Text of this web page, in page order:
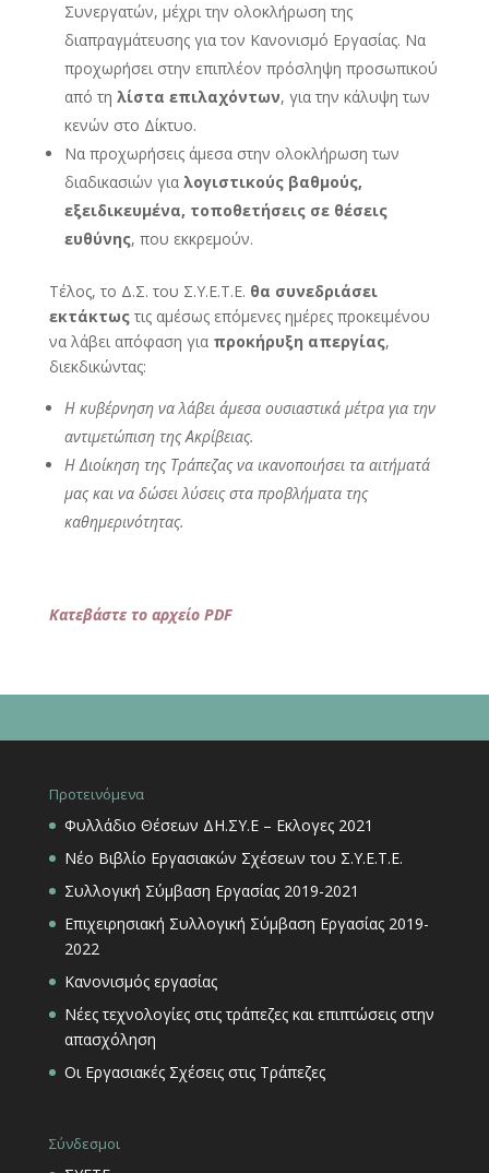
Συνεργατών, μέχρι την ολοκλήρωση της
διαπραγμάτευσης για τον Κανονισμό Εργασίας. Να
προχωρήσει στην επιπλέον πρόσληψη προσωπικού
από τη λίστα επιλαχόντων, για την κάλυψη των
κενών στο Δίκτυο.
Να προχωρήσεις άμεσα στην ολοκλήρωση των
διαδικασιών για λογιστικούς βαθμούς,
εξειδικευμένα, τοποθετήσεις σε θέσεις
ευθύνης, που εκκρεμούν.
Τέλος, το Δ.Σ. του Σ.Υ.Ε.Τ.Ε. θα συνεδριάσει
εκτάκτωςτις αμέσως επόμενες ημέρες προκειμένου
να λάβει απόφαση για προκήρυξη απεργίας,
διεκδικώντας:
Η κυβέρνηση να λάβει άμεσα ουσιαστικά μέτρα για την
αντιμετώπιση της Ακρίβειας.
Η Διοίκηση της Τράπεζας να ικανοποιήσει τα αιτήματά
μας και να δώσει λύσεις στα προβλήματα της
καθημερινότητας.
Κατεβάστε το αρχείο PDF
Προτεινόμενα
Φυλλάδιο Θέσεων ΔΗ.ΣΥ.Ε – Εκλογες 2021
Νέο Βιβλίο Εργασιακών Σχέσεων του Σ.Υ.Ε.Τ.Ε.
Συλλογική Σύμβαση Εργασίας 2019-2021
Επιχειρησιακή Συλλογική Σύμβαση Εργασίας 2019-
2022
Κανονισμός εργασίας
Νέες τεχνολογίες στις τράπεζες και επιπτώσεις στην
απασχόληση
Οι Εργασιακές Σχέσεις στις Τράπεζες
Σύνδεσμοι